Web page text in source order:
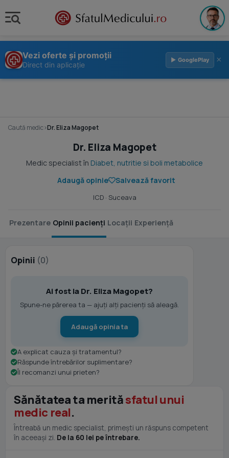
Vezi oferte și promoții
Direct din aplicație
▶ GooglePlay ×
Caută medic›Dr. Eliza Magopet
Dr. Eliza Magopet
Medic specialist în Diabet, nutritie si boli metabolice
Adaugă opinie
Salvează favorit
ICD· Suceava
Prezentare Opinii pacienți Locații Experiență
Opinii (0)
Ai fost la Dr. Eliza Magopet?
Spune-ne părerea ta — ajuți alți pacienți să aleagă.
Adaugă opinia ta
A explicat cauza și tratamentul?
Răspunde întrebărilor suplimentare?
Îl recomanzi unui prieten?
Sănătatea ta merităsfatul unui
medic real.
Întreabă un medic specialist, primești un răspuns competent
în aceeași zi. De la 60 lei pe întrebare.